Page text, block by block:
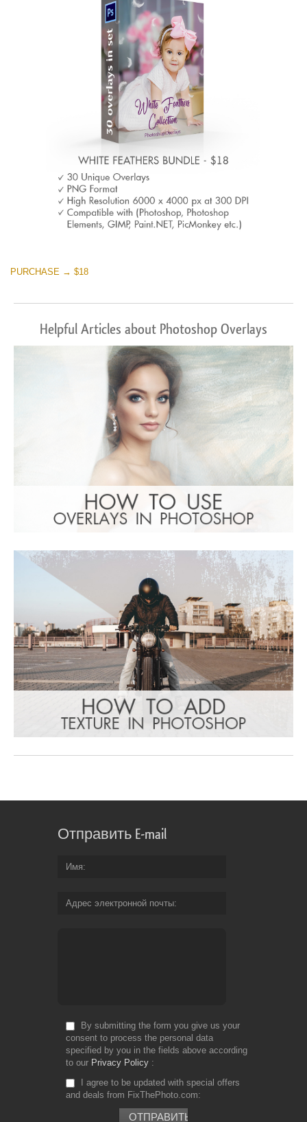
PURCHASE → $18
Helpful Articles about Photoshop Overlays
Отправить E-mail
Имя
Адрес электронной почты
By submitting the form you give us your
consent to process the personal data
specified by you in the fields above according
to our Privacy Policy
I agree to be updated with special offers
and deals from FixThePhoto.com